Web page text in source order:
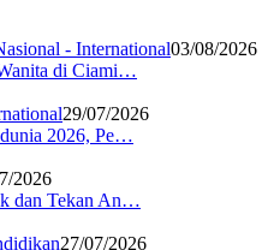
- International03/08/2026
di Ciami…
29/07/2026
2026, Pe…
2026
dan Tekan An…
27/07/2026